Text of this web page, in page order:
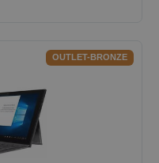
OUTLET-BRONZE